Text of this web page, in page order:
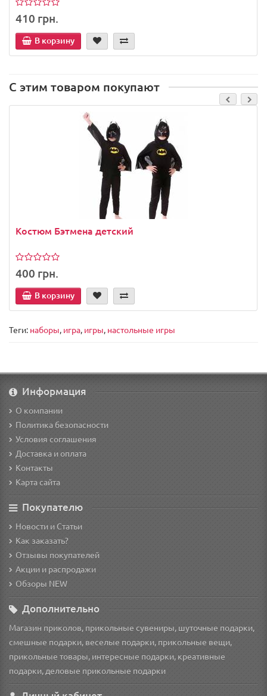
410 грн.
В корзину
С этим товаром покупают
Костюм Бэтмена детский
400 грн.
В корзину
Теги: наборы, игра, игры, настольные игры
Информация
О компании
Политика безопасности
Условия соглашения
Доставка и оплата
Контакты
Карта сайта
Покупателю
Новости и Статьи
Как заказать?
Отзывы покупателей
Акции и распродажи
Обзоры NEW
Дополнительно
Магазин приколов, прикольные сувениры, шуточные подарки,
смешные подарки, веселые подарки, прикольные вещи,
прикольные товары, интересные подарки, креативные
подарки, деловые прикольные подарки